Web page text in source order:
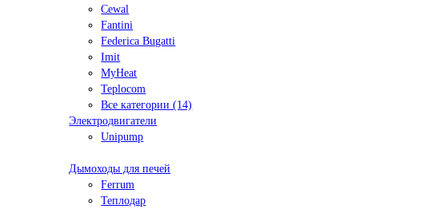
Cewal
Fantini
Federica Bugatti
Imit
MyHeat
Teplocom
Все категории (14)
Электродвигатели
Unipump
Дымоходы для печей
Ferrum
Теплодар